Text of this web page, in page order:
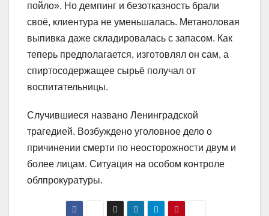
пойло». Но демпинг и безотказность брали
своё, клиентура не уменьшалась. Метаноловая
выпивка даже складировалась с запасом. Как
теперь предполагается, изготовлял он сам, а
спиртосодержащее сырьё получал от
воспитательницы.
Случившиеся названо Ленинградской
трагедией. Возбуждено уголовное дело о
причинении смерти по неосторожности двум и
более лицам. Ситуация на особом контроле
облпрокуратуры.